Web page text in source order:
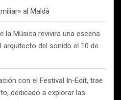
al Maldà
la Música revivirá una escena
arquitecto del sonido el 10 de
con el Festival In-Edit, trae
dedicado a explorar las